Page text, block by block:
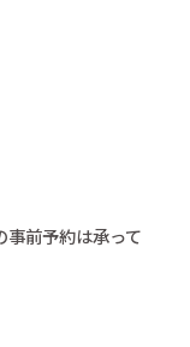
前予約は承って